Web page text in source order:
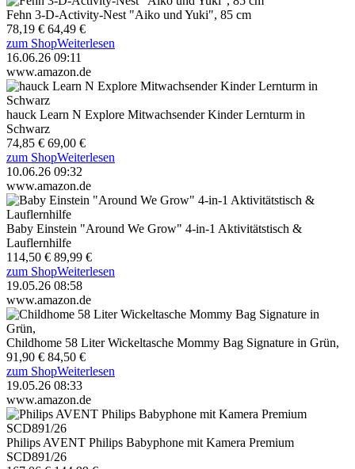
Fehn 3-D-Activity-Nest "Aiko und Yuki", 85 cm
78,19 € 64,49 €
zum ShopWeiterlesen
16.06.26 09:11
www.amazon.de
hauck Learn N Explore Mitwachsender Kinder Lernturm in
Schwarz
74,85 € 69,00 €
zum ShopWeiterlesen
10.06.26 09:32
www.amazon.de
Baby Einstein "Around We Grow" 4-in-1 Aktivitätstisch &
Lauflernhilfe
114,50 € 89,99 €
zum ShopWeiterlesen
19.05.26 08:58
www.amazon.de
Childhome 58 Liter Wickeltasche Mommy Bag Signature in Grün,
91,90 € 84,50 €
zum ShopWeiterlesen
19.05.26 08:33
www.amazon.de
Philips AVENT Philips Babyphone mit Kamera Premium
SCD891/26